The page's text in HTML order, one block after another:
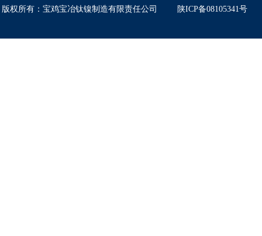
版权所有： 宝鸡宝冶钛镍制造有限责任公司 陕ICP备08105341号